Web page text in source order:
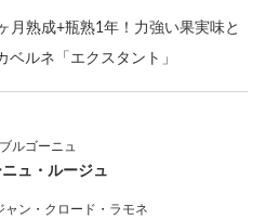
月熟成+瓶熟1年！力強い果実味と
ルネ「エクスタント」
ルゴーニュ
ュ・ルージュ
ャン・クロード・ラモネ